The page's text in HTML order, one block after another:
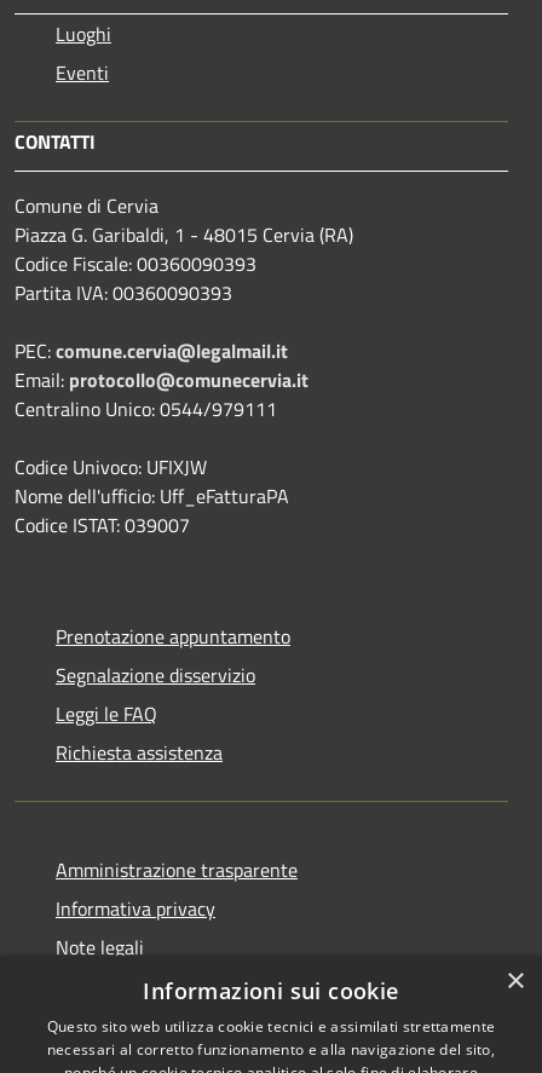
Luoghi
Eventi
CONTATTI
Comune di Cervia
Piazza G. Garibaldi, 1 - 48015 Cervia (RA)
Codice Fiscale: 00360090393
Partita IVA: 00360090393
PEC:comune.cervia@legalmail.it
Email: protocollo@comunecervia.it
Centralino Unico: 0544/979111
Codice Univoco: UFIXJW
Nome dell'ufficio: Uff_eFatturaPA
Codice ISTAT: 039007
Prenotazione appuntamento
Segnalazione disservizio
Leggi le FAQ
Richiesta assistenza
Amministrazione trasparente
Informativa privacy
Note legali
Dichiarazione di accessibilità
×
Informazioni sui cookie
Questo sito web utilizza cookie tecnici e assimilati strettamente
necessari al corretto funzionamento e alla navigazione del sito,